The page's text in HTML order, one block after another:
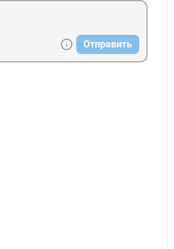
Отправить